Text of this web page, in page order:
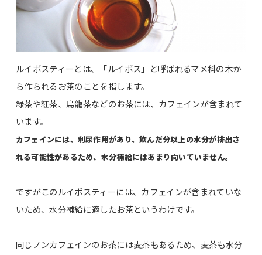
ルイボスティーとは、「ルイボス」と呼ばれるマメ科の木か
ら作られるお茶のことを指します。
緑茶や紅茶、烏龍茶などのお茶には、カフェインが含まれて
います。
カフェインには、利尿作用があり、飲んだ分以上の水分が排出さ
れる可能性があるため、水分補給にはあまり向いていません。
ですがこのルイボスティーには、カフェインが含まれていな
いため、水分補給に適したお茶というわけです。
同じノンカフェインのお茶には麦茶もあるため、麦茶も水分